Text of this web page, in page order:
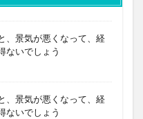
、景気が悪くなって、経
ないでしょう
、景気が悪くなって、経
ないでしょう